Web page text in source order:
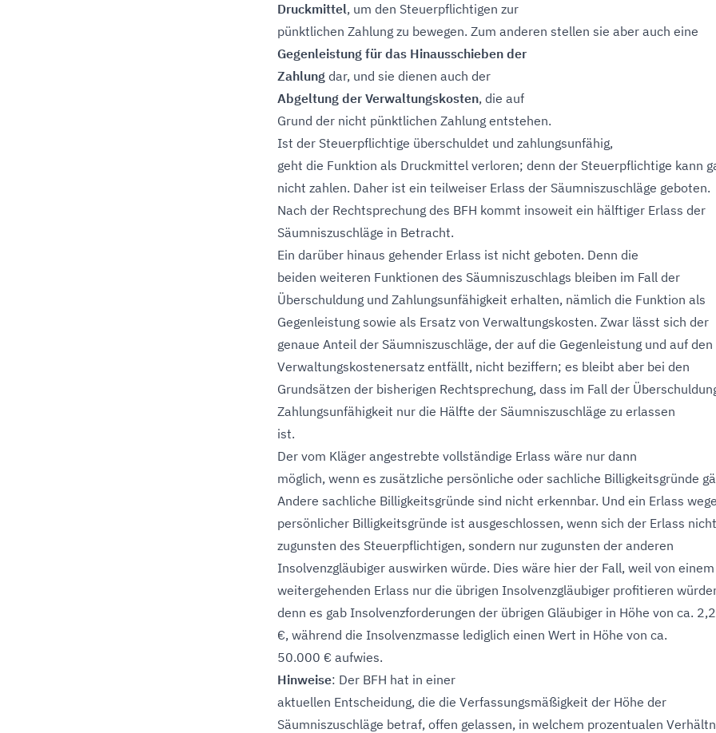
Druckmittel, um den Steuerpflichtigen zur
pünktlichen Zahlung zu bewegen. Zum anderen stellen sie aber auch eine
Gegenleistung für das Hinausschieben der
Zahlung dar, und sie dienen auch der
Abgeltung der Verwaltungskosten, die auf
Grund der nicht pünktlichen Zahlung entstehen.
Ist der Steuerpflichtige überschuldet und zahlungsunfähig,
geht die Funktion als Druckmittel verloren; denn der Steuerpflichtige kann
nicht zahlen. Daher ist ein teilweiser Erlass der Säumniszuschläge geboten.
Nach der Rechtsprechung des BFH kommt insoweit ein hälftiger Erlass der
Säumniszuschläge in Betracht.
Ein darüber hinaus gehender Erlass ist nicht geboten. Denn die
beiden weiteren Funktionen des Säumniszuschlags bleiben im Fall der
Überschuldung und Zahlungsunfähigkeit erhalten, nämlich die Funktion als
Gegenleistung sowie als Ersatz von Verwaltungskosten. Zwar lässt sich der
genaue Anteil der Säumniszuschläge, der auf die Gegenleistung und auf den
Verwaltungskostenersatz entfällt, nicht beziffern; es bleibt aber bei den
Grundsätzen der bisherigen Rechtsprechung, dass im Fall der
Zahlungsunfähigkeit nur die Hälfte der Säumniszuschläge zu erlassen
ist.
Der vom Kläger angestrebte vollständige Erlass wäre nur dann
möglich, wenn es zusätzliche persönliche oder sachliche Billigkeitsgründe
Andere sachliche Billigkeitsgründe sind nicht erkennbar. Und ein Erlass
persönlicher Billigkeitsgründe ist ausgeschlossen, wenn sich der Erlass nicht
zugunsten des Steuerpflichtigen, sondern nur zugunsten der anderen
Insolvenzgläubiger auswirken würde. Dies wäre hier der Fall, weil von einem
weitergehenden Erlass nur die übrigen Insolvenzgläubiger profitieren
denn es gab Insolvenzforderungen der übrigen Gläubiger in Höhe von ca.
€, während die Insolvenzmasse lediglich einen Wert in Höhe von ca.
50.000 € aufwies.
Hinweise: Der BFH hat in einer
aktuellen Entscheidung, die die Verfassungsmäßigkeit der Höhe der
Säumniszuschläge betraf, offen gelassen, in welchem prozentualen